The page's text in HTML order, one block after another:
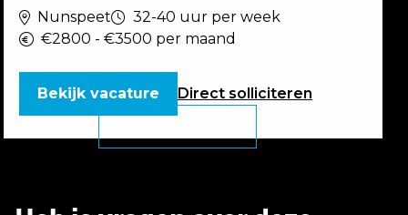
Nunspeet
32-40 uur per week
€2800 - €3500 per maand
Direct solliciteren
Bekijk vacature